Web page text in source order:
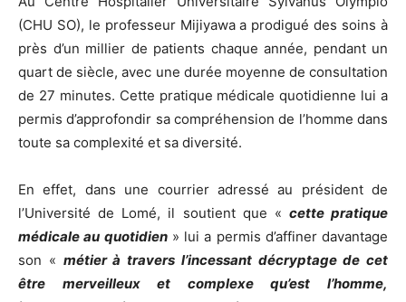
(CHU SO), le professeur Mijiyawa a prodigué des soins à
près d’un millier de patients chaque année, pendant un
quart de siècle, avec une durée moyenne de consultation
de 27 minutes. Cette pratique médicale quotidienne lui a
permis d’approfondir sa compréhension de l’homme dans
toute sa complexité et sa diversité.
En effet, dans une courrier adressé au président de
l’Université de Lomé, il soutient que « cette pratique
médicale au quotidien» lui a permis d’affiner davantage
son « métier à travers l’incessant décryptage de cet
être merveilleux et complexe qu’est l’homme,